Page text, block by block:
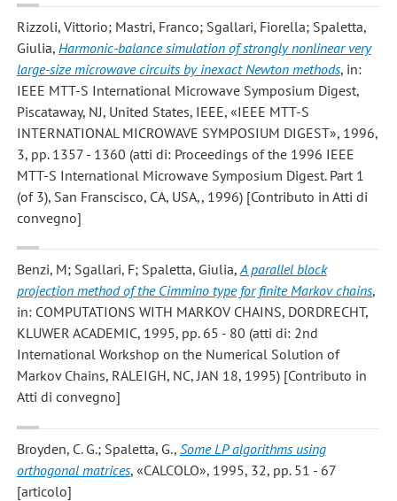
Rizzoli, Vittorio; Mastri, Franco; Sgallari, Fiorella; Spaletta,
Giulia, Harmonic-balance simulation of strongly nonlinear very
large-size microwave circuits by inexact Newton methods, in:
IEEE MTT-S International Microwave Symposium Digest,
Piscataway, NJ, United States, IEEE, «IEEE MTT-S
INTERNATIONAL MICROWAVE SYMPOSIUM DIGEST», 1996,
3, pp. 1357 - 1360 (atti di: Proceedings of the 1996 IEEE
MTT-S International Microwave Symposium Digest. Part 1
(of 3), San Franscisco, CA, USA,, 1996) [Contributo in Atti di
convegno]
Benzi, M; Sgallari, F; Spaletta, Giulia,A parallel block
projection method of the Cimmino type for finite Markov chains,
in: COMPUTATIONS WITH MARKOV CHAINS, DORDRECHT,
KLUWER ACADEMIC, 1995, pp. 65 - 80 (atti di: 2nd
International Workshop on the Numerical Solution of
Markov Chains, RALEIGH, NC, JAN 18, 1995) [Contributo in
Atti di convegno]
Broyden, C. G.; Spaletta, G., Some LP algorithms using
orthogonal matrices, «CALCOLO», 1995, 32, pp. 51 - 67
[articolo]